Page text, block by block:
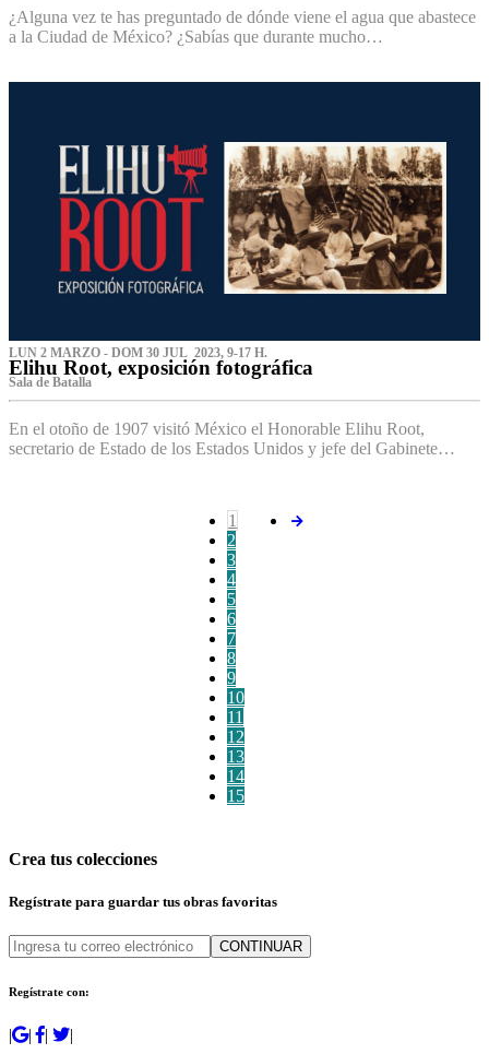
¿Alguna vez te has preguntado de dónde viene el agua que abastece
a la Ciudad de México? ¿Sabías que durante mucho…
LUN 2 MARZO - DOM 30 JUL 2023, 9-17 H.
Elihu Root, exposición fotográfica
Sala de Batalla
En el otoño de 1907 visitó México el Honorable Elihu Root,
secretario de Estado de los Estados Unidos y jefe del Gabinete…
1
2
3
4
5
6
7
8
9
10
11
12
13
14
15
Crea tus colecciones
Regístrate para guardar tus obras favoritas
CONTINUAR
Regístrate con:
| | | |